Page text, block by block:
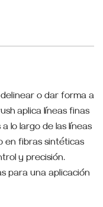
o dar forma a
aplica líneas finas
lo largo de las líneas
en fibras sintéticas
y precisión.
para una aplicación